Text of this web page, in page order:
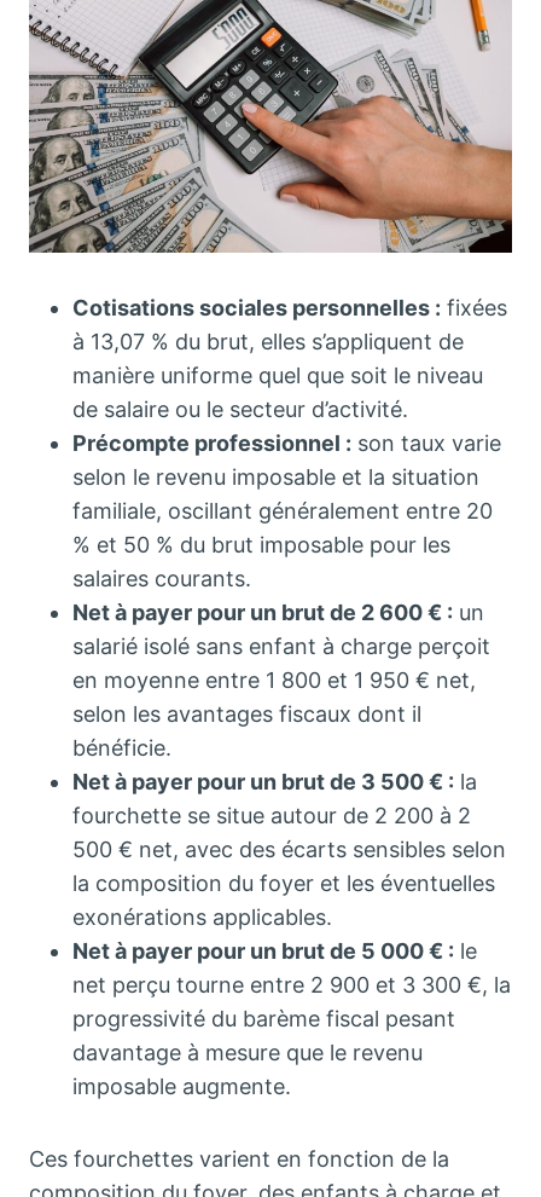
Cotisations sociales personnelles : fixées
à 13,07 % du brut, elles s’appliquent de
manière uniforme quel que soit le niveau
de salaire ou le secteur d’activité.
Précompte professionnel : son taux varie
selon le revenu imposable et la situation
familiale, oscillant généralement entre 20
% et 50 % du brut imposable pour les
salaires courants.
Net à payer pour un brut de 2 600 € : un
salarié isolé sans enfant à charge perçoit
en moyenne entre 1 800 et 1 950 € net,
selon les avantages fiscaux dont il
bénéficie.
Net à payer pour un brut de 3 500 € : la
fourchette se situe autour de 2 200 à 2
500 € net, avec des écarts sensibles selon
la composition du foyer et les éventuelles
exonérations applicables.
Net à payer pour un brut de 5 000 € : le
net perçu tourne entre 2 900 et 3 300 €, la
progressivité du barème fiscal pesant
davantage à mesure que le revenu
imposable augmente.
Ces fourchettes varient en fonction de la